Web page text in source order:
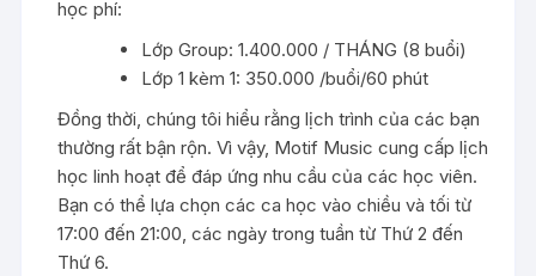
học phí:
Lớp Group: 1.400.000 / THÁNG (8 buổi)
Lớp 1 kèm 1: 350.000 /buổi/60 phút
Đồng thời, chúng tôi hiểu rằng lịch trình của các bạn
thường rất bận rộn. Vì vậy, Motif Music cung cấp lịch
học linh hoạt để đáp ứng nhu cầu của các học viên.
Bạn có thể lựa chọn các ca học vào chiều và tối từ
17:00 đến 21:00, các ngày trong tuần từ Thứ 2 đến
Thứ 6.